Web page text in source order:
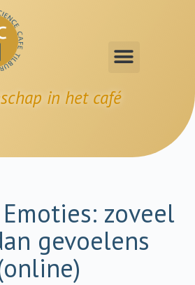
in het café
zoveel
gevoelens